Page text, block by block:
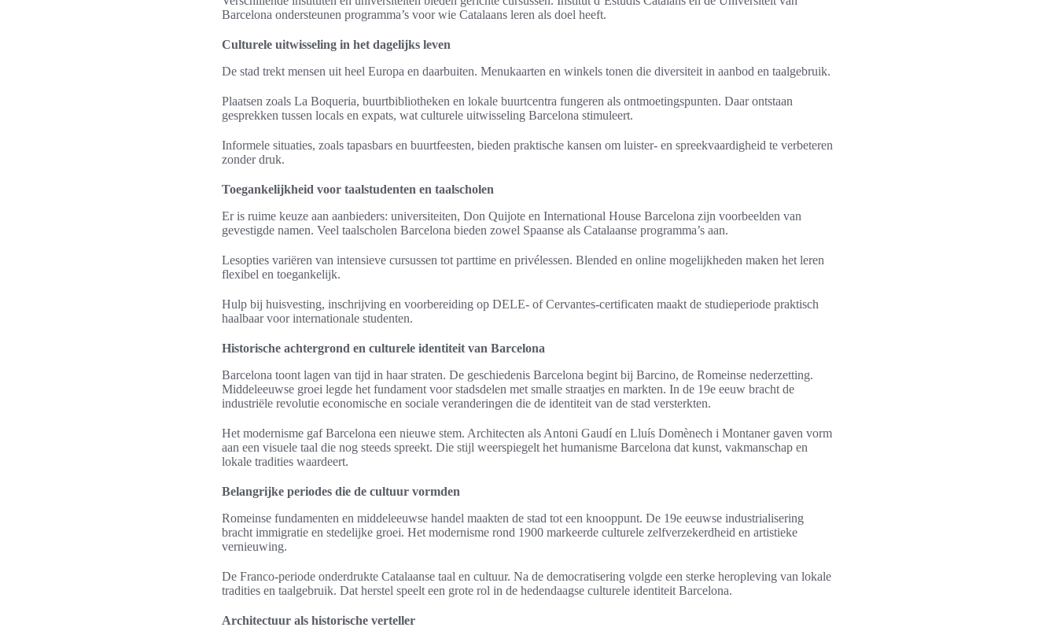
Barcelona ondersteunen programma’s voor wie Catalaans leren als doel heeft.
Culturele uitwisseling in het dagelijks leven
De stad trekt mensen uit heel Europa en daarbuiten. Menukaarten en winkels tonen die diversiteit in aanbod en taalgebruik.
Plaatsen zoals La Boqueria, buurtbibliotheken en lokale buurtcentra fungeren als ontmoetingspunten. Daar ontstaan
gesprekken tussen locals en expats, wat culturele uitwisseling Barcelona stimuleert.
Informele situaties, zoals tapasbars en buurtfeesten, bieden praktische kansen om luister- en spreekvaardigheid te verbeteren
zonder druk.
Toegankelijkheid voor taalstudenten en taalscholen
Er is ruime keuze aan aanbieders: universiteiten, Don Quijote en International House Barcelona zijn voorbeelden van
gevestigde namen. Veel taalscholen Barcelona bieden zowel Spaanse als Catalaanse programma’s aan.
Lesopties variëren van intensieve cursussen tot parttime en privélessen. Blended en online mogelijkheden maken het leren
flexibel en toegankelijk.
Hulp bij huisvesting, inschrijving en voorbereiding op DELE- of Cervantes-certificaten maakt de studieperiode praktisch
haalbaar voor internationale studenten.
Historische achtergrond en culturele identiteit van Barcelona
Barcelona toont lagen van tijd in haar straten. De geschiedenis Barcelona begint bij Barcino, de Romeinse nederzetting.
Middeleeuwse groei legde het fundament voor stadsdelen met smalle straatjes en markten. In de 19e eeuw bracht de
industriële revolutie economische en sociale veranderingen die de identiteit van de stad versterkten.
Het modernisme gaf Barcelona een nieuwe stem. Architecten als Antoni Gaudí en Lluís Domènech i Montaner gaven vorm
aan een visuele taal die nog steeds spreekt. Die stijl weerspiegelt het humanisme Barcelona dat kunst, vakmanschap en
lokale tradities waardeert.
Belangrijke periodes die de cultuur vormden
Romeinse fundamenten en middeleeuwse handel maakten de stad tot een knooppunt. De 19e eeuwse industrialisering
bracht immigratie en stedelijke groei. Het modernisme rond 1900 markeerde culturele zelfverzekerdheid en artistieke
vernieuwing.
De Franco-periode onderdrukte Catalaanse taal en cultuur. Na de democratisering volgde een sterke heropleving van lokale
tradities en taalgebruik. Dat herstel speelt een grote rol in de hedendaagse culturele identiteit Barcelona.
Architectuur als historische verteller